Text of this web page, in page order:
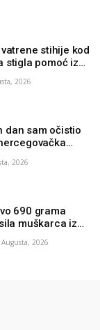
stihije kod
stigla pomoć iz
Tractori
2026
dan sam očistio
samo smeće,
2026
690 grama
muškarca iz
2026